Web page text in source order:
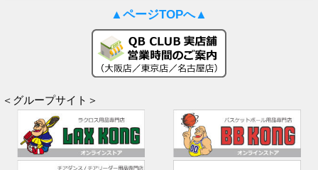
▲ページTOPへ▲
＜グループサイト＞